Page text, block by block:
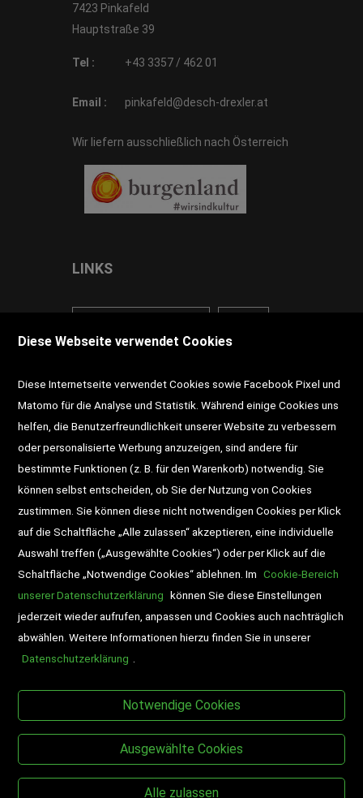
7423 Pinkafeld
Hauptstraße 39
Tel : +43 3357 / 462 01
Email : pinkafeld@desch-drexler.at
Wir liefern ausschließlich nach Österreich
LINKS
Newsletter Schultaschen
Veranstaltungen
BESUCHEN SIE UNS
Diese Webseite verwendet Cookies
Diese Internetseite verwendet Cookies sowie Facebook Pixel und
Matomo für die Analyse und Statistik. Während einige Cookies uns
helfen, die Benutzerfreundlichkeit unserer Website zu verbessern
oder personalisierte Werbung anzuzeigen, sind andere für
bestimmte Funktionen (z. B. für den Warenkorb) notwendig. Sie
können selbst entscheiden, ob Sie der Nutzung von Cookies
zustimmen. Sie können diese nicht notwendigen Cookies per Klick
auf die Schaltfläche „Alle zulassen“ akzeptieren, eine individuelle
Auswahl treffen („Ausgewählte Cookies“) oder per Klick auf die
Schaltfläche „Notwendige Cookies“ ablehnen. Im Cookie-Bereich
unserer Datenschutzerklärung können Sie diese Einstellungen
jederzeit wieder aufrufen, anpassen und Cookies auch nachträglich
abwählen. Weitere Informationen hierzu finden Sie in unserer
Datenschutzerklärung
Notwendige Cookies
Ausgewählte Cookies
Alle zulassen